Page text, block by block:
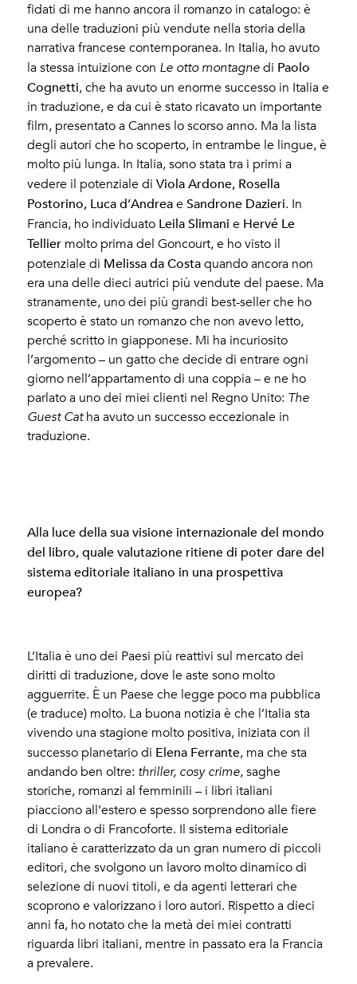
fidati di me hanno ancora il romanzo in catalogo: è
una delle traduzioni più vendute nella storia della
narrativa francese contemporanea. In Italia, ho avuto
la stessa intuizione con Le otto montagne di Paolo
Cognetti, che ha avuto un enorme successo in Italia e
in traduzione, e da cui è stato ricavato un importante
film, presentato a Cannes lo scorso anno. Ma la lista
degli autori che ho scoperto, in entrambe le lingue, è
molto più lunga. In Italia, sono stata tra i primi a
vedere il potenziale diViola Ardone, Rosella
Postorino, Luca d’Andreae Sandrone Dazieri. In
Francia, ho individuato Leila Slimani e Hervé Le
Tellier molto prima del Goncourt, e ho visto il
potenziale di Melissa da Costa quando ancora non
era una delle dieci autrici più vendute del paese. Ma
stranamente, uno dei più grandi best-seller che ho
scoperto è stato un romanzo che non avevo letto,
perché scritto in giapponese. Mi ha incuriosito
l’argomento – un gatto che decide di entrare ogni
giorno nell’appartamento di una coppia – e ne ho
parlato a uno dei miei clienti nel Regno Unito: The
Guest Catha avuto un successo eccezionale in
traduzione.
Alla luce della sua visione internazionale del mondo
del libro, quale valutazione ritiene di poter dare del
sistema editoriale italiano in una prospettiva
europea?
L’Italia è uno dei Paesi più reattivi sul mercato dei
diritti di traduzione, dove le aste sono molto
agguerrite. È un Paese che legge poco ma pubblica
(e traduce) molto. La buona notizia è che l’Italia sta
vivendo una stagione molto positiva, iniziata con il
successo planetario di Elena Ferrante, ma che sta
andando ben oltre: thriller, cosy crime, saghe
storiche, romanzi al femminili – i libri italiani
piacciono all’estero e spesso sorprendono alle fiere
di Londra o di Francoforte. Il sistema editoriale
italiano è caratterizzato da un gran numero di piccoli
editori, che svolgono un lavoro molto dinamico di
selezione di nuovi titoli, e da agenti letterari che
scoprono e valorizzano i loro autori. Rispetto a dieci
anni fa, ho notato che la metà dei miei contratti
riguarda libri italiani, mentre in passato era la Francia
a prevalere.